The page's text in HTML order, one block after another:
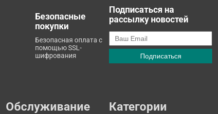
Безопасные
покупки
Безопасная оплата с
помощью SSL-
шифрования
Подписаться на
рассылку новостей
Обслуживание Категории